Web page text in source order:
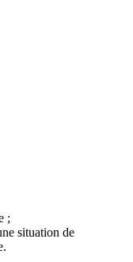
;
situation de